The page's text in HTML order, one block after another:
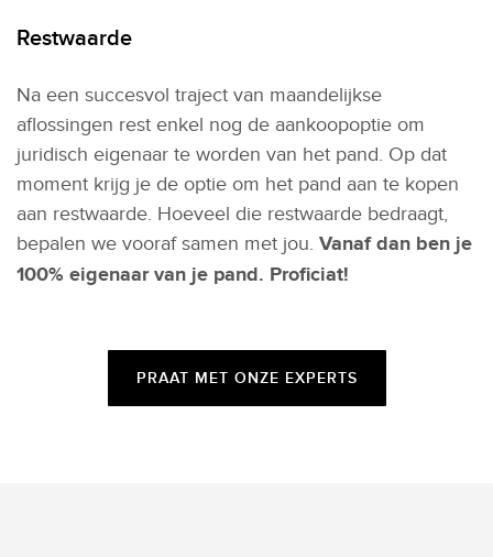
Restwaarde
Na een succesvol traject van maandelijkse
aflossingen rest enkel nog de aankoopoptie om
juridisch eigenaar te worden van het pand. Op dat
moment krijg je de optie om het pand aan te kopen
aan restwaarde. Hoeveel die restwaarde bedraagt,
bepalen we vooraf samen met jou. Vanaf dan ben je
100% eigenaar van je pand. Proficiat!
PRAAT MET ONZE EXPERTS